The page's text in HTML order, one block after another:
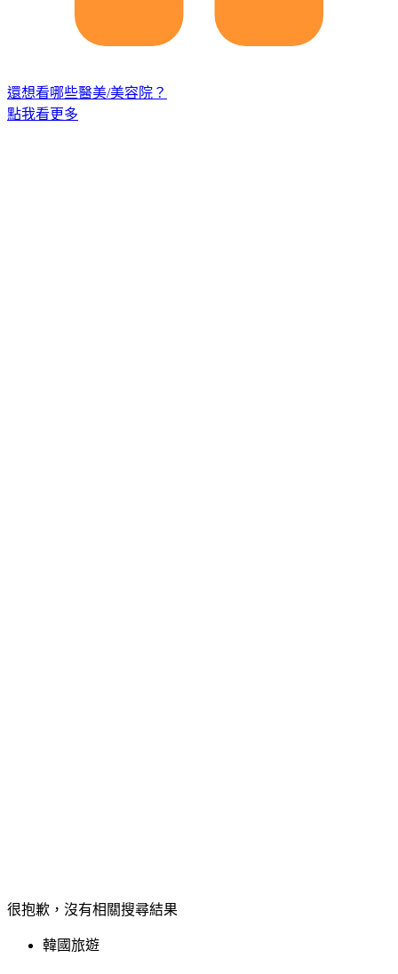
還想看哪些醫美/美容院？
點我看更多
很抱歉，沒有相關搜尋結果
韓國旅遊